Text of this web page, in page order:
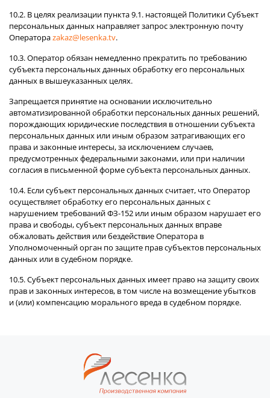
10.2. В целях реализации пункта 9.1. настоящей Политики Субъект
персональных данных направляет запрос электронную почту
Оператораzakaz@lesenka.tv.
10.3. Оператор обязан немедленно прекратить по требованию
субъекта персональных данных обработку его персональных
данных в вышеуказанных целях.
Запрещается принятие на основании исключительно
автоматизированной обработки персональных данных решений,
порождающих юридические последствия в отношении субъекта
персональных данных или иным образом затрагивающих его
права и законные интересы, за исключением случаев,
предусмотренных федеральными законами, или при наличии
согласия в письменной форме субъекта персональных данных.
10.4. Если субъект персональных данных считает, что Оператор
осуществляет обработку его персональных данных с
нарушением требований ФЗ-152 или иным образом нарушает его
права и свободы, субъект персональных данных вправе
обжаловать действия или бездействие Оператора в
Уполномоченный орган по защите прав субъектов персональных
данных или в судебном порядке.
10.5. Субъект персональных данных имеет право на защиту своих
прав и законных интересов, в том числе на возмещение убытков
и (или) компенсацию морального вреда в судебном порядке.